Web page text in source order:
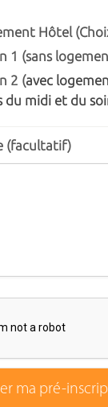
Hôtel
1 (sans
2 (avec
du midi et du
(facultatif)
ma pré-